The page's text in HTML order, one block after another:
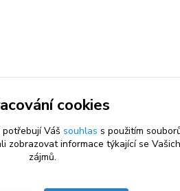
cookies
Váš souhlas s použitím
zobrazovat informace týkající se
zájmů.